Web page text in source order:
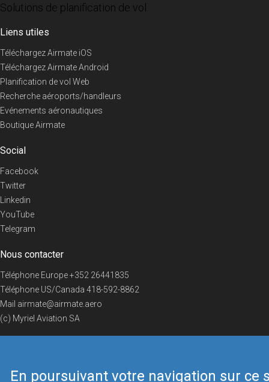
En poursuivant votre navigation sur ce
Solutions de planification de vol
Liens utiles
Téléchargez Airmate iOS
Téléchargez Airmate Android
Planification de vol Web
Recherche aéroports/handleurs
Evénements aéronautiques
Boutique Airmate
Social
Facebook
Twitter
Linkedin
YouTube
Telegram
Nous contacter
Téléphone Europe+352 26441835
Téléphone US/Canada 418-592-8862
Mail airmate@airmate.aero
(c) Myriel Aviation SA
© 2019 Airmate -Conditions d'utilisation-Vie privée Back to top